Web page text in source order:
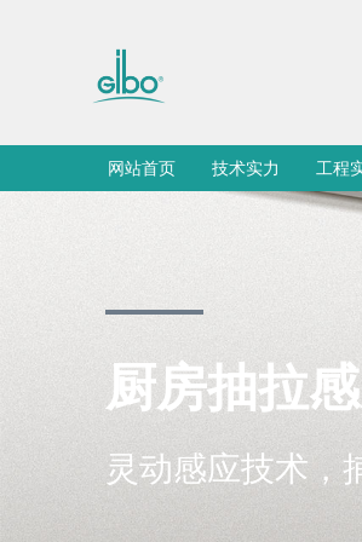
网站首页 技术实力 工程
厨房抽拉
灵动感应技术，